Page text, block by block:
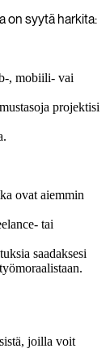
on syytä harkita:
, mobiili- vai
projektisi
ovat aiemmin
tai
saadaksesi
joilla voit